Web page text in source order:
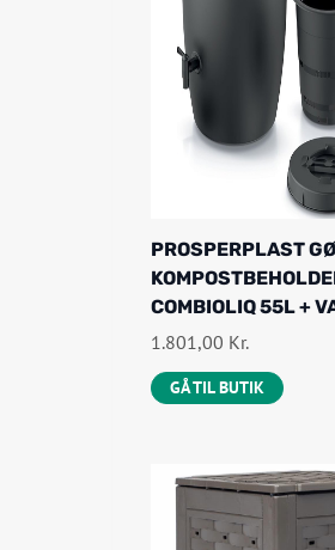
PROSPERPLAST
COMBIOLIQ 55L +
1.801,00 Kr.
GÅ TIL BUTIK